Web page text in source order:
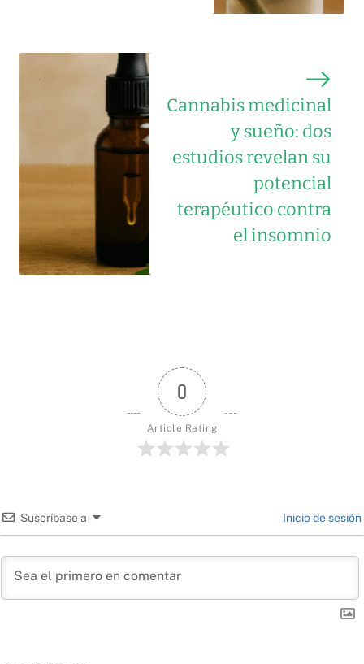
Cannabis medicinal
y sueño: dos
estudios revelan su
potencial
terapéutico contra
el insomnio
0
Article Rating
Suscríbase a Inicio de sesión